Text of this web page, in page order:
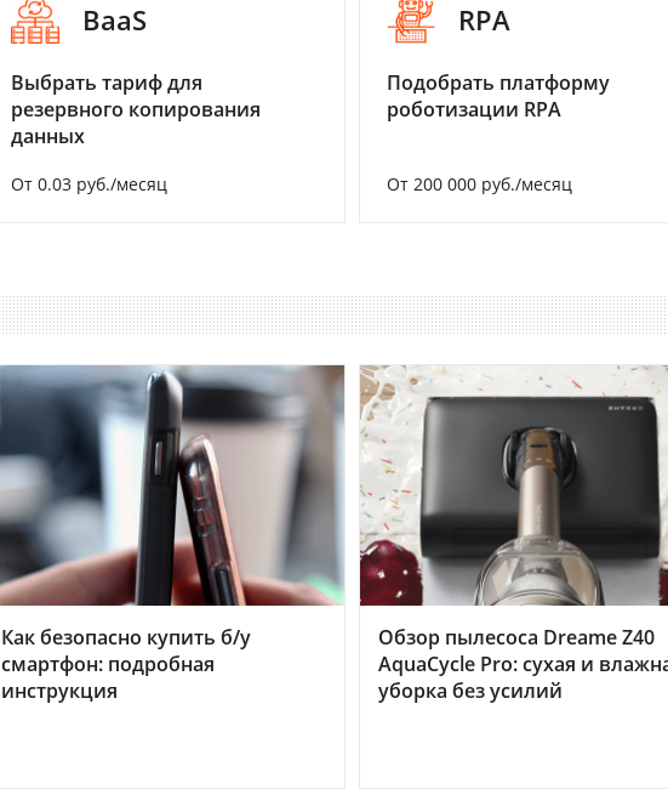
BaaS
Выбрать тариф для
резервного копирования
данных
От 0.03 руб./месяц
RPA
Подобрать платформу
роботизации RPA
От 200 000 руб./месяц
Как безопасно купить б/у
смартфон: подробная
инструкция
Обзор пылесоса Dreame Z40
AquaCycle Pro: сухая и
уборка без усилий